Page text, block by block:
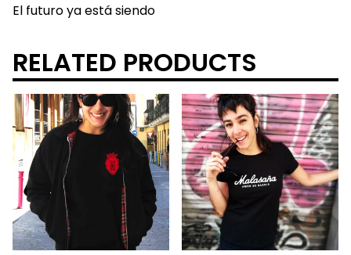
El futuro ya está siendo
RELATED PRODUCTS